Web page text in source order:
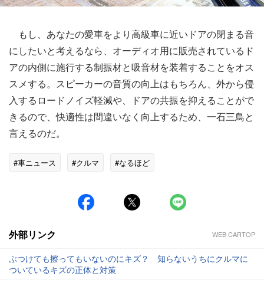
もし、あなたの愛車をより高級車に近いドアの閉まる音
にしたいと考えるなら、オーディオ用に販売されているド
アの内側に施行する制振材と吸音材を装着することをオス
スメする。スピーカーの音質の向上はもちろん、外から侵
入するロードノイズ軽減や、ドアの共振を抑えることがで
きるので、快適性は間違いなく向上するため、一石三鳥と
言えるのだ。
#車ニュース #クルマ #なるほど
外部リンク WEB CARTOP
ぶつけても擦ってもいないのにキズ？ 知らないうちにクルマに
ついているキズの正体と対策